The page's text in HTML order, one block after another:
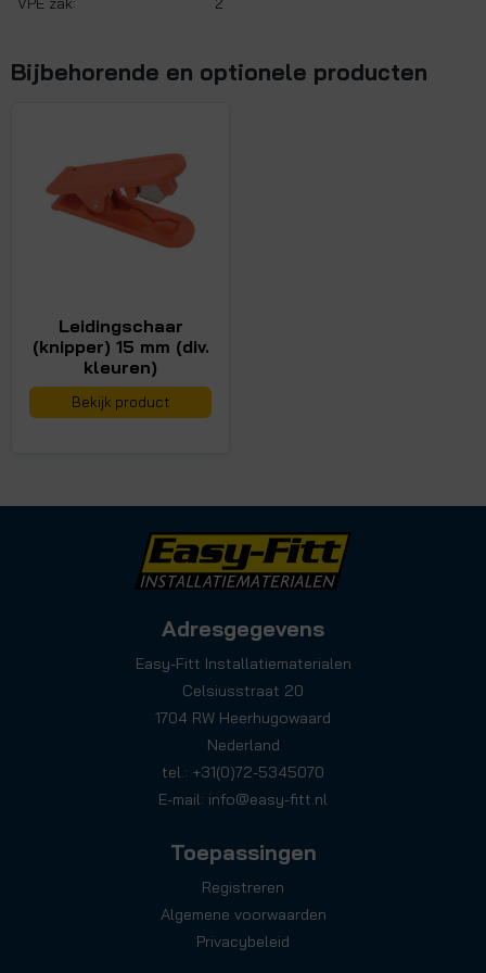
Bijbehorende en optionele producten
Leidingschaar
(knipper) 15 mm (div.
kleuren)
Bekijk product
Adresgegevens
Easy-Fitt Installatiematerialen
Celsiusstraat 20
1704 RW Heerhugowaard
Nederland
tel.: +31(0)72-5345070
E-mail: info@easy-fitt.nl
Toepassingen
Registreren
Algemene voorwaarden
Privacybeleid